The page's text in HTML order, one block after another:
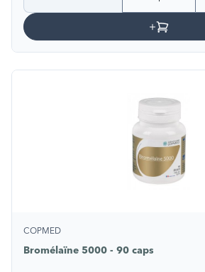
COPMED
Bromélaïne 5000 - 90 caps